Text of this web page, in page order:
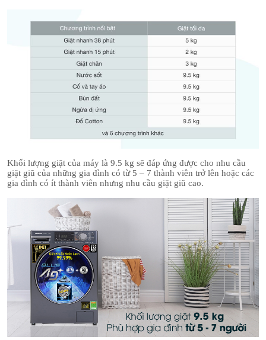
Khối lượng giặt của máy là 9.5 kg sẽ đáp ứng được cho nhu cầu
giặt giũ của những gia đình có từ 5 – 7 thành viên trở lên hoặc các
gia đình có ít thành viên nhưng nhu cầu giặt giũ cao.